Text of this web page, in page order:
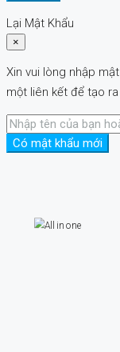
Lại Mật Khẩu
×
Xin vui lòng nhập
một liên kết để tạo
Có mật khẩu mới